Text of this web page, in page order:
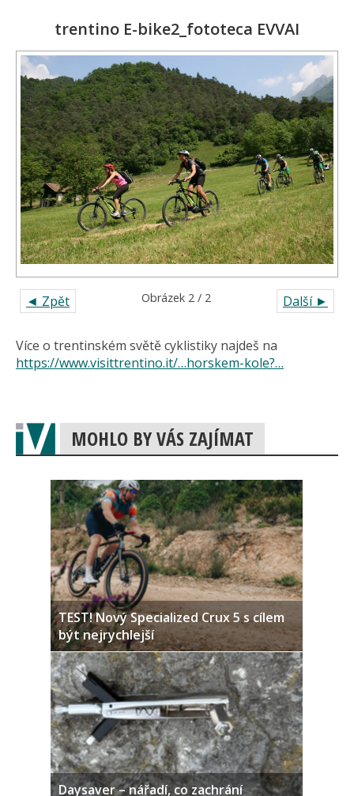
trentino E-bike2_fototeca EVVAI
◄ Zpět Další ►
Obrázek 2 / 2
Více o trentinském světě cyklistiky najdeš na
https://www.visittrentino.it/…horskem-kole?…
MOHLO BY VÁS ZAJÍMAT
TEST! Nový Specialized Crux 5 s cílem
být nejrychlejší
Daysaver – nářadí, co zachrání